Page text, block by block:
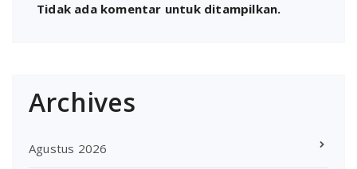
Tidak ada komentar untuk ditampilkan.
Archives
Agustus 2026